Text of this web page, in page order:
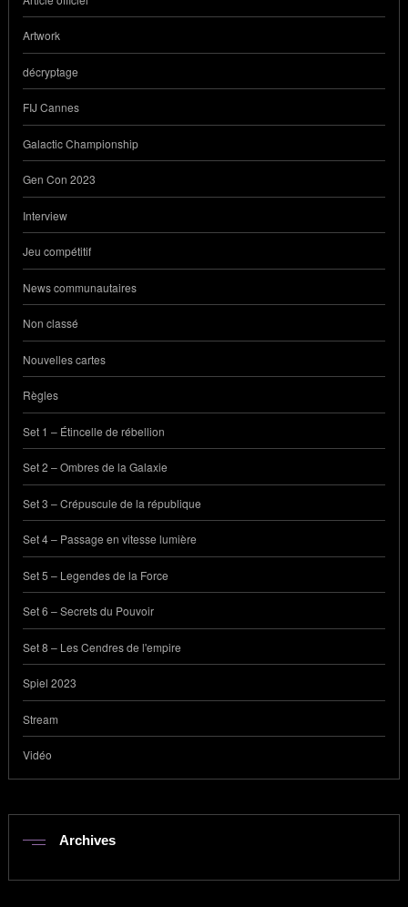
Artwork
décryptage
FIJ Cannes
Galactic Championship
Gen Con 2023
Interview
Jeu compétitif
News communautaires
Non classé
Nouvelles cartes
Règles
Set 1 – Étincelle de rébellion
Set 2 – Ombres de la Galaxie
Set 3 – Crépuscule de la république
Set 4 – Passage en vitesse lumière
Set 5 – Legendes de la Force
Set 6 – Secrets du Pouvoir
Set 8 – Les Cendres de l'empire
Spiel 2023
Stream
Vidéo
Archives